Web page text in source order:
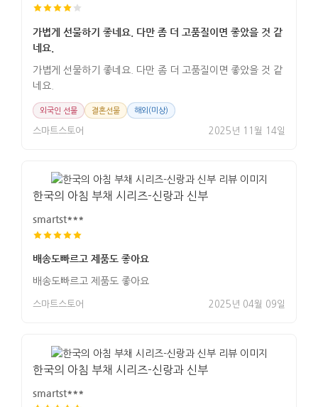
가볍게 선물하기 좋네요. 다만 좀 더 고품질이면 좋았을 것 같
네요.
가볍게 선물하기 좋네요. 다만 좀 더 고품질이면 좋았을 것 같
네요.
외국인 선물 결혼선물 해외(미상)
스마트스토어 2025년 11월 14일
한국의 아침 부채 시리즈-신랑과 신부
smartst***
배송도빠르고 제품도 좋아요
배송도빠르고 제품도 좋아요
스마트스토어 2025년 04월 09일
한국의 아침 부채 시리즈-신랑과 신부
smartst***